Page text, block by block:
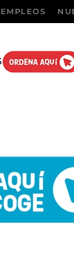
EMPLEOS